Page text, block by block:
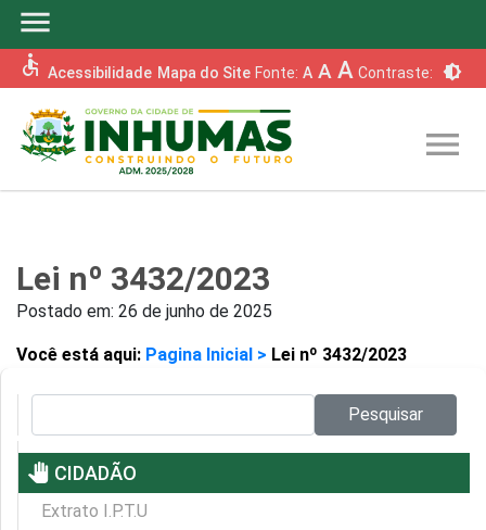
menu
accessible Acessibilidade Mapa do Site Fonte: A A A Contraste: brightness_6
menu
Lei nº 3432/2023
Postado em: 26 de junho de 2025
Você está aqui: Pagina Inicial > Lei nº 3432/2023
Pesquisar
pan_tool CIDADÃO
Extrato I.P.T.U